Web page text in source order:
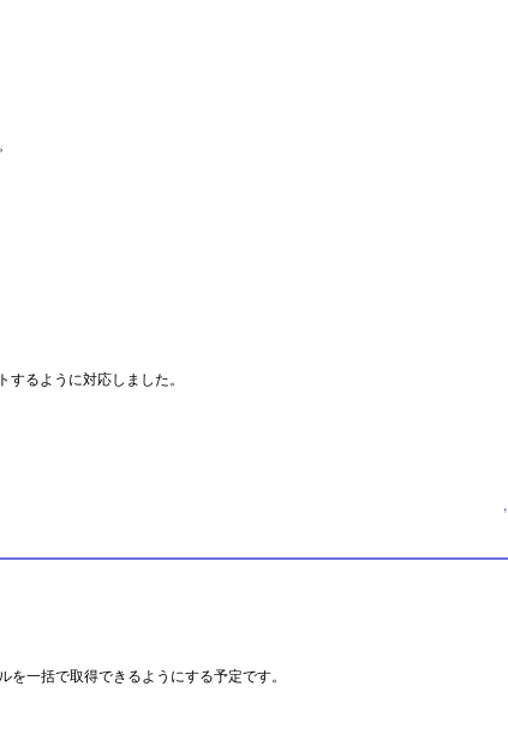
るように対応しました。
↑
一括で取得できるようにする予定です。